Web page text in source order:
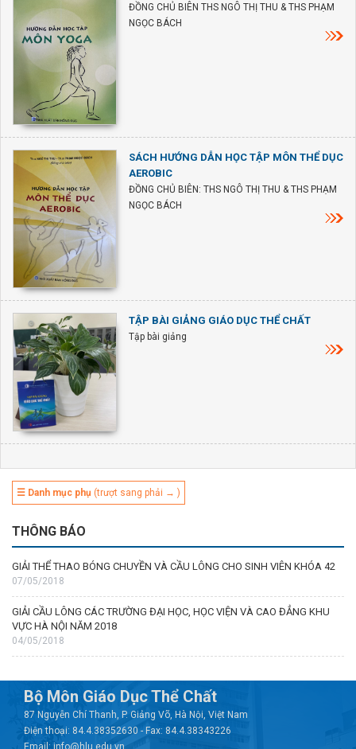
ĐỒNG CHỦ BIÊN THS NGÔ THỊ THU & THS PHẠM
NGỌC BÁCH
SÁCH HƯỚNG DẪN HỌC TẬP MÔN THỂ DỤC
AEROBIC
ĐỒNG CHỦ BIÊN: THS NGÔ THỊ THU & THS PHẠM
NGỌC BÁCH
TẬP BÀI GIẢNG GIÁO DỤC THỂ CHẤT
Tập bài giảng
☰ Danh mục phụ (trượt sang phải → )
THÔNG BÁO
GIẢI THỂ THAO BÓNG CHUYỀN VÀ CẦU LÔNG CHO SINH VIÊN KHÓA 42
07/05/2018
GIẢI CẦU LÔNG CÁC TRƯỜNG ĐẠI HỌC, HỌC VIỆN VÀ CAO ĐẲNG KHU
VỰC HÀ NỘI NĂM 2018
04/05/2018
Bộ Môn Giáo Dục Thể Chất
87 Nguyễn Chí Thanh, P. Giảng Võ, Hà Nội, Việt Nam
Điện thoại: 84.4.38352630 - Fax: 84.4.38343226